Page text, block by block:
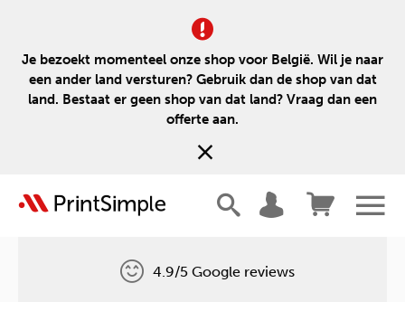
Je bezoekt momenteel onze shop voor België. Wil je naar
een ander land versturen? Gebruik dan de shop van dat
land. Bestaat er geen shop van dat land? Vraag dan een
offerte aan.
4.9/5 Google reviews